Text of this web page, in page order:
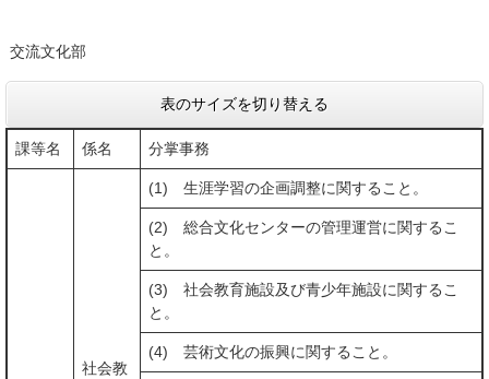
交流文化部
表のサイズを切り替える
課等名 係名 分掌事務
社会教
(1) 生涯学習の企画調整に関すること。
(2) 総合文化センターの管理運営に関するこ
と。
(3) 社会教育施設及び青少年施設に関するこ
と。
(4) 芸術文化の振興に関すること。